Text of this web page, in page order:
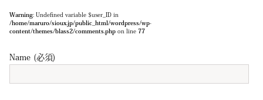
Warning: Undefined variable $user_ID in
/home/maruro/sioux.jp/public_html/wordpress/wp-
content/themes/blass2/comments.php on line 77
Name (必須)